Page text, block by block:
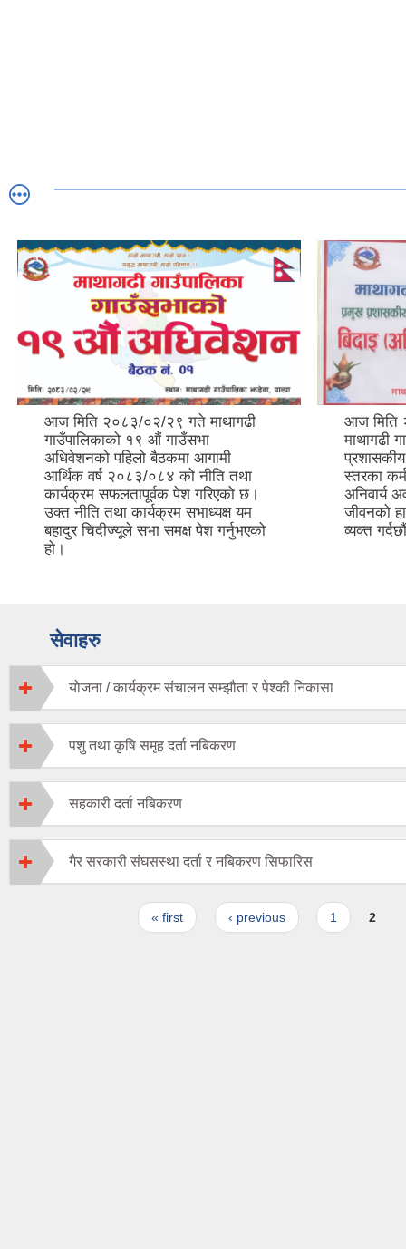
आज मिति २०८३/०२/२९ गते माथागढी
गाउँपालिकाको १९ औं गाउँसभा
अधिवेशनको पहिलो बैठकमा आगामी
आर्थिक वर्ष २०८३/०८४ को नीति तथा
कार्यक्रम सफलतापूर्वक पेश गरिएको छ।
उक्त नीति तथा कार्यक्रम सभाध्यक्ष यम
बहादुर चिदीज्यूले सभा समक्ष पेश गर्नुभएको
हो।
आज मिति
माथागढी
स्तरका
अनिवार्य
जीवनको
व्यक्त
सेवाहरु
योजना / कार्यक्रम संचालन सम्झौता र पेश्की निकासा
पशु तथा कृषि समूह दर्ता नबिकरण
सहकारी दर्ता नबिकरण
गैर सरकारी संघसस्था दर्ता र नबिकरण सिफारिस
« first ‹ previous 1 2